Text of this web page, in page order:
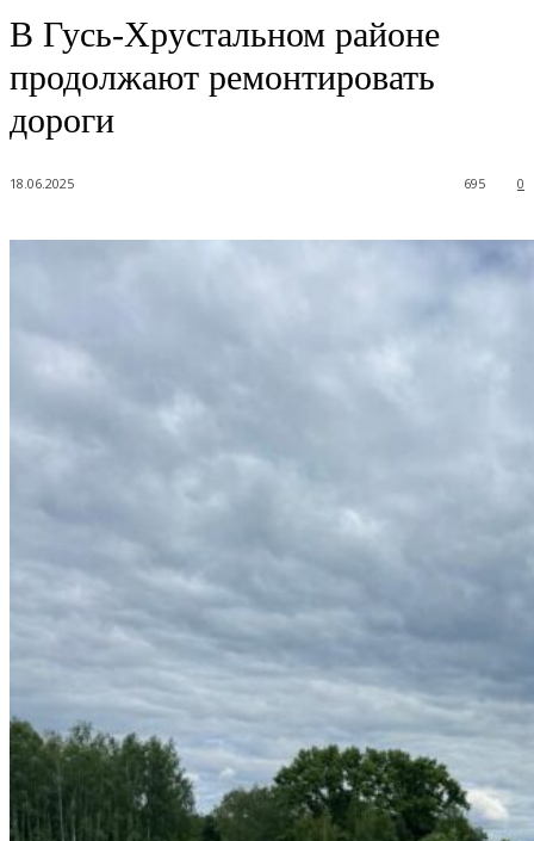
В Гусь-Хрустальном районе
продолжают ремонтировать
дороги
18.06.2025 0
695